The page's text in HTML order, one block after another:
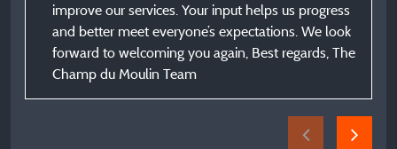
improve our services. Your input helps us progress
and better meet everyone’s expectations. We look
forward to welcoming you again, Best regards, The
Champ du Moulin Team